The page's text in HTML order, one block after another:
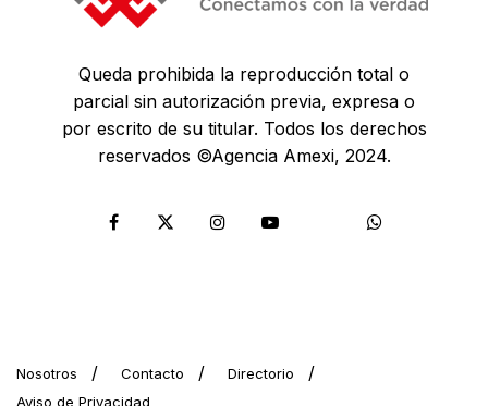
Queda prohibida la reproducción total o
parcial sin autorización previa, expresa o
por escrito de su titular. Todos los derechos
reservados ©Agencia Amexi, 2024.
Nosotros Contacto
Directorio
Aviso de Privacidad